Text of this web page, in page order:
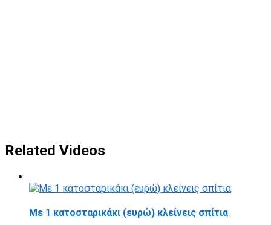
Related Videos
Με 1 κατοσταρικάκι (ευρώ) κλείνεις σπίτια